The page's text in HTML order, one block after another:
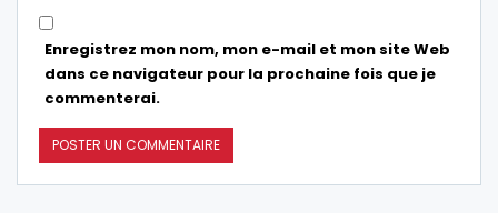
Enregistrez mon nom, mon e-mail et mon site Web
dans ce navigateur pour la prochaine fois que je
commenterai.